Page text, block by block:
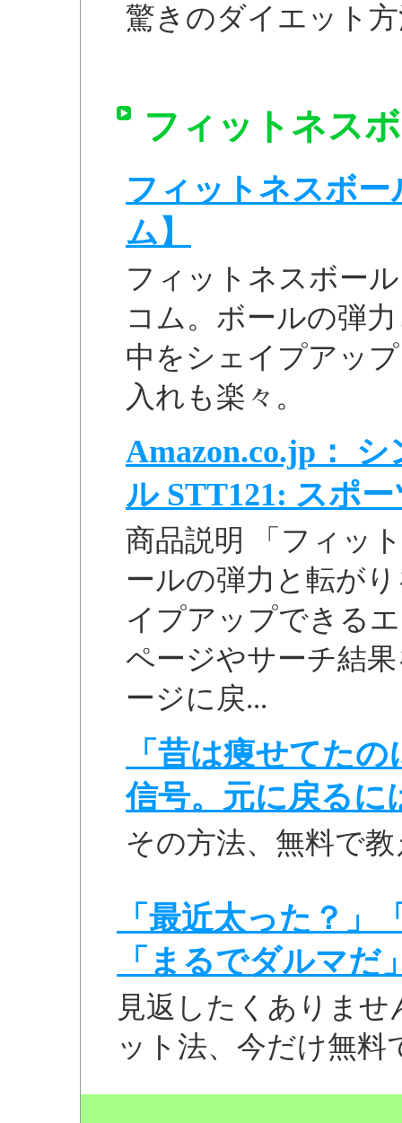
驚きのダイエット
フィットネス
フィットネスボー
ム】
フィットネスボー
コム。ボールの弾
中をシェイプアッ
入れも楽々。
Amazon.co.jp：
ル STT121: スポー
商品説明 「フィッ
ールの弾力と転が
イプアップできる
ページやサーチ結
ージに戻...
「昔は痩せてた
信号。元に戻るに
その方法、無料で
「最近太った？
「まるでダルマだ
見返したくありま
ット法、今だけ無料